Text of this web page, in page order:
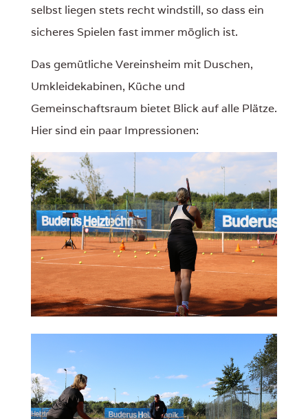
selbst liegen stets recht windstill, so dass ein
sicheres Spielen fast immer möglich ist.
Das gemütliche Vereinsheim mit Duschen,
Umkleidekabinen, Küche und
Gemeinschaftsraum bietet Blick auf alle Plätze.
Hier sind ein paar Impressionen: